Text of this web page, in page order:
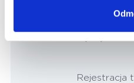
W celu
(61) 8-
Rejestracja